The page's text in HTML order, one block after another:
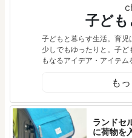
子ど
子どもと暮らす生活。育児
少しでもゆったりと。子
もなるアイデア・アイテム
も
ランドセ
に荷物を